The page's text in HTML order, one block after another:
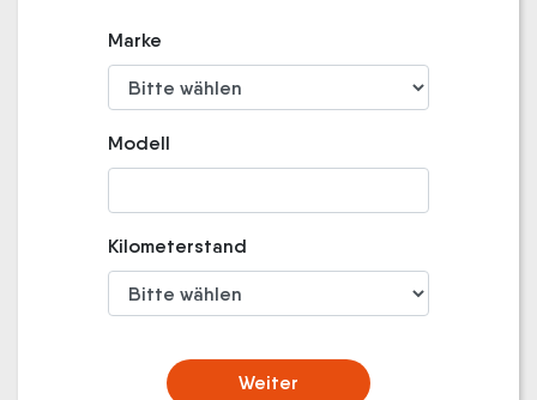
Marke
Modell
Kilometerstand
Weiter